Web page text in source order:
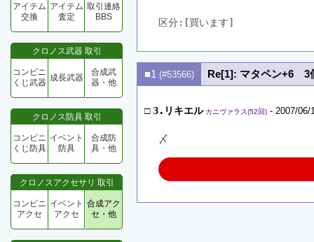
アイテム
交換
アイテム
査定
取引連絡
BBS
クロノス武器 取引
コンビニ
くじ武器 成長武器
合成武
器・他
クロノス防具 取引
コンビニ
くじ防具
イベント
防具
合成防
具・他
クロノスアクセサリ 取引
コンビニ
アクセ
イベント
アクセ
合成アク
セ・他
区分:[買います]
■1 (#53566) Re[1]: マタペン+6 3
□3.リキエル カニヴァラス(52回) - 2007/06/
〆